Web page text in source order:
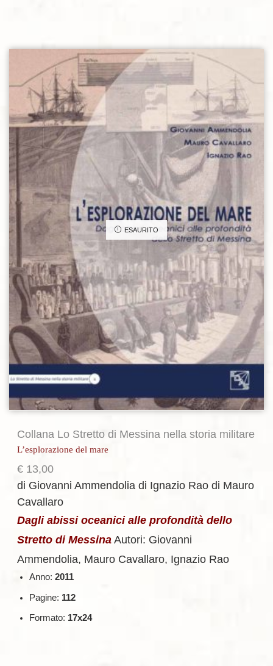
Aggiungi alla lista dei desideri
ESAURITO
Collana Lo Stretto di Messina nella storia militare
L’esplorazione del mare
€ 13,00
di Giovanni Ammendolia di Ignazio Rao di Mauro
Cavallaro
Dagli abissi oceanici alle profondità dello
Stretto di Messina Autori: Giovanni
Ammendolia, Mauro Cavallaro, Ignazio Rao
Anno: 2011
Pagine: 112
Formato: 17x24